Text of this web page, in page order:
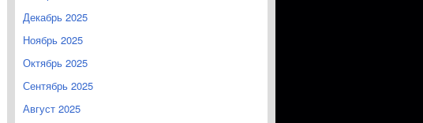
Декабрь 2025
Ноябрь 2025
Октябрь 2025
Сентябрь 2025
Август 2025